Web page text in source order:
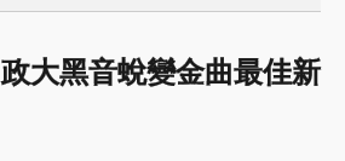
大黑音蛻變金曲最佳新